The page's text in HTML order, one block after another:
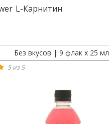
L-Карнитин
Без вкусов | 9 флак х 25 мл
5 из 5